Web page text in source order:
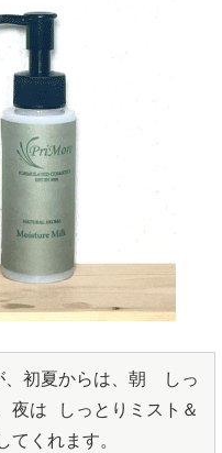
初夏からは、朝　しっ
夜は しっとりミスト＆
くれます。